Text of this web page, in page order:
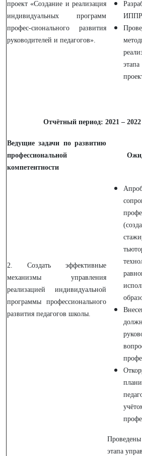
проект «Создание и реализация
индивидуальных программ
профес-сионального развития
руководителей и педагогов».
Отчётный период: 2021 –
Ведущие задачи по развитию
профессиональной
компетентности
2. Создать эффективные
механизмы управления
реализацией индивидуальной
программы профессионального
развития педагогов школы.
этапа